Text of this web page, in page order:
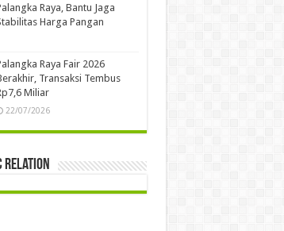
Raya, Bantu Jaga
Harga Pangan
Raya Fair 2026
Transaksi Tembus
Miliar
22/07/2026
Relation